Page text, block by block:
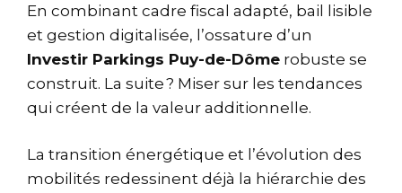
En combinant cadre fiscal adapté, bail lisible
et gestion digitalisée, l’ossature d’un
Investir Parkings Puy-de-Dôme robuste se
construit. La suite ? Miser sur les tendances
qui créent de la valeur additionnelle.
La transition énergétique et l’évolution des
mobilités redessinent déjà la hiérarchie des